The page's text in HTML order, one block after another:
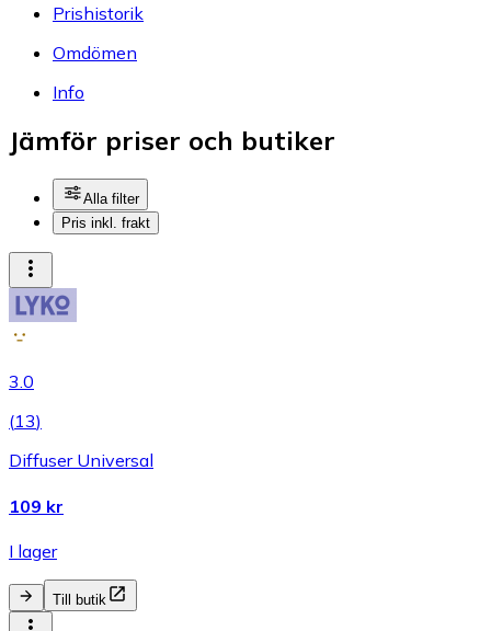
Prishistorik
Omdömen
Info
Jämför priser och butiker
Alla filter
Pris inkl. frakt
3.0
(13)
Diffuser Universal
109 kr
I lager
Till butik